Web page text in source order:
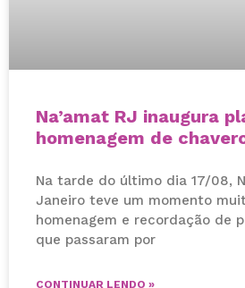
Na’amat RJ inaugura
homenagem de
Na tarde do último dia 17/08,
Janeiro teve um momento
homenagem e recordação de
que passaram por
CONTINUAR LENDO »